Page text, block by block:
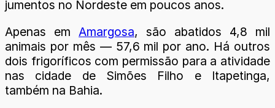
jumentos no Nordeste em poucos anos.
Apenas em Amargosa, são abatidos 4,8 mil
animais por mês — 57,6 mil por ano. Há outros
dois frigoríficos com permissão para a atividade
nas cidade de Simões Filho e Itapetinga,
também na Bahia.